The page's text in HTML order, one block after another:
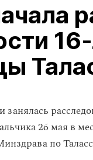
занялась
26 мая в
по